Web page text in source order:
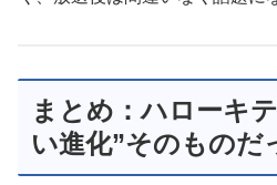
まとめ：ハローキ
い進化”そのものだ